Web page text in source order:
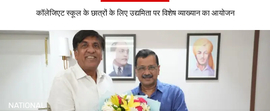
News Hunt Daily Evening E-Paper 04-08-2026 Page 1
NATIONAL